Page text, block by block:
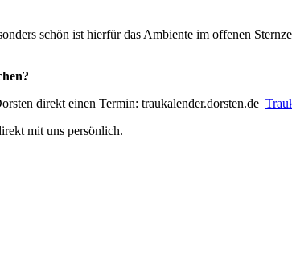
schön ist hierfür das Ambiente im offenen
direkt einen Termin: traukalender.dorsten.de
mit uns persönlich.